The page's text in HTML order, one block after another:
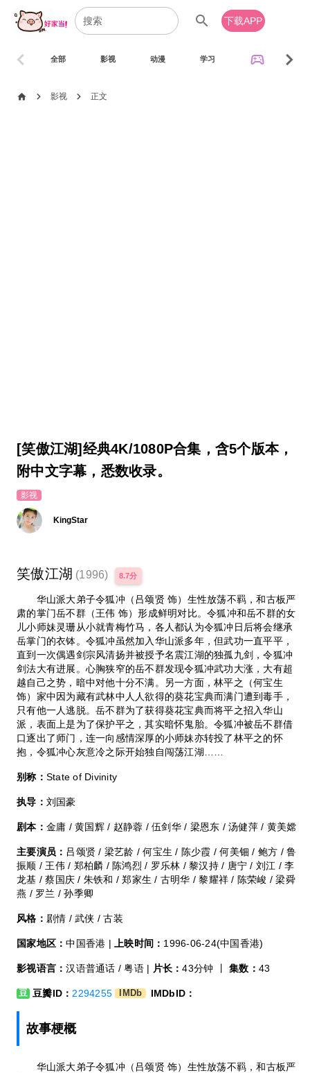
search 下载APP
全部 影视 动漫 学习 sports_esports
chevron_left chevron_right
home chevron_right 影视 chevron_right 正文
[笑傲江湖]经典4K/1080P合集，含5个版本，
附中文字幕，悉数收录。
影视
KingStar
笑傲江湖 (1996) 8.7分
华山派大弟子令狐冲（吕颂贤 饰）生性放荡不羁，和古板严
肃的掌门岳不群（王伟 饰）形成鲜明对比。令狐冲和岳不群的女
儿小师妹灵珊从小就青梅竹马，各人都认为令狐冲日后将会继承
岳掌门的衣钵。令狐冲虽然加入华山派多年，但武功一直平平，
直到一次偶遇剑宗风清扬并被授予名震江湖的独孤九剑，令狐冲
剑法大有进展。心胸狭窄的岳不群发现令狐冲武功大涨，大有超
越自己之势，暗中对他十分不满。另一方面，林平之（何宝生
饰）家中因为藏有武林中人人欲得的葵花宝典而满门遭到毒手，
只有他一人逃脱。岳不群为了获得葵花宝典而将平之招入华山
派，表面上是为了保护平之，其实暗怀鬼胎。令狐冲被岳不群借
口逐出了师门，连一向感情深厚的小师妹亦转投了林平之的怀
抱，令狐冲心灰意冷之际开始独自闯荡江湖……
别称： State of Divinity
执导： 刘国豪
剧本： 金庸 / 黄国辉 / 赵静蓉 / 伍剑华 / 梁恩东 / 汤健萍 / 黄美嫦
主要演员： 吕颂贤 / 梁艺龄 / 何宝生 / 陈少霞 / 何美钿 / 鲍方 / 鲁
振顺 / 王伟 / 郑柏麟 / 陈鸿烈 / 罗乐林 / 黎汉持 / 唐宁 / 刘江 / 李
龙基 / 蔡国庆 / 朱铁和 / 郑家生 / 古明华 / 黎耀祥 / 陈荣峻 / 梁舜
燕 / 罗兰 / 孙季卿
风格： 剧情 / 武侠 / 古装
国家地区：中国香港 | 上映时间： 1996-06-24(中国香港)
影视语言：汉语普通话 / 粤语 | 片长：43分钟 丨集数： 43
豆 豆瓣ID： 2294255 IMDb IMDbID：
故事梗概
华山派大弟子令狐冲（吕颂贤 饰）生性放荡不羁，和古板严